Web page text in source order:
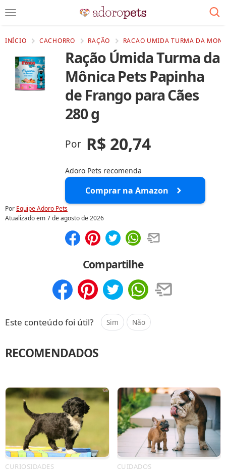
INÍCIO CACHORRO RAÇÃO RACAO UMIDA TURMA DA
Ração Úmida Turma da
Mônica Pets Papinha
de Frango para Cães
280 g
Por R$ 20,74
Adoro Pets recomenda
Comprar na Amazon
Por Equipe Adoro Pets
Atualizado em7 de agosto de 2026
Compartilhe
Este conteúdo foi útil? Sim Não
RECOMENDADOS
CURIOSIDADES CUIDADOS